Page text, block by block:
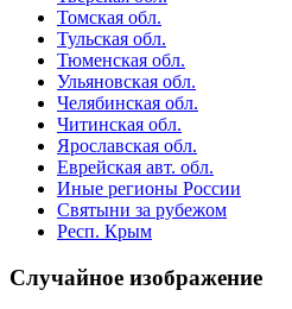
Томская обл.
Тульская обл.
Тюменская обл.
Ульяновская обл.
Челябинская обл.
Читинская обл.
Ярославская обл.
Еврейская авт. обл.
Иные регионы России
Святыни за рубежом
Респ. Крым
Случайное изображение